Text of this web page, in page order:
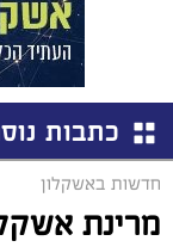
כתבות
חדשות באשקלון
מרינת